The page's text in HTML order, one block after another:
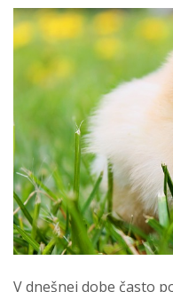
V dnešnej dobe často